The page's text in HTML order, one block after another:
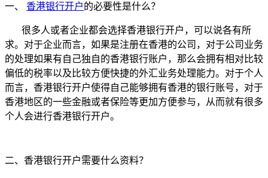
一、 香港银行开户的必要性是什么？
很多人或者企业都会选择香港银行开户，可以说各有所
求。对于企业而言，如果是注册在香港的公司，对于公司业务
的处理如果有自己独自的香港银行账户，那么会拥有相对比较
偏低的税率以及比较方便快捷的外汇业务处理能力。对于个人
而言，香港银行开户使得自己能够拥有香港的银行账号，对于
香港地区的一些金融或者保险等更加方便参与，从而就有很多
个人会进行香港银行开户。
二、香港银行开户需要什么资料？